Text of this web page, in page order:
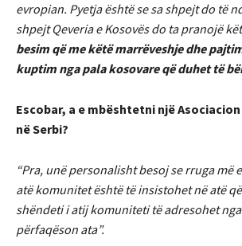
evropian. Pyetja është se sa shpejt do të
shpejt Qeveria e Kosovës do ta pranojë
besim që me këtë marrëveshje dhe
kuptim nga pala kosovare që duhet të
Escobar, a e mbështetni një
në Serbi?
“Pra, unë personalisht besoj se rruga më
atë komunitet është të insistohet në atë
shëndeti i atij komuniteti të adresohet
përfaqëson ata”.